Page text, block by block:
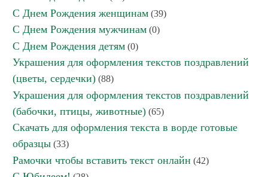
С Днем Рождения женщинам (39)
С Днем Рождения мужчинам (0)
С Днем Рождения детям (0)
Украшения для оформления текстов поздравлений
(цветы, сердечки) (88)
Украшения для оформления текстов поздравлений
(бабочки, птицы, животные) (65)
Скачать для оформления текста в ворде готовые
образцы (33)
Рамочки чтобы вставить текст онлайн (42)